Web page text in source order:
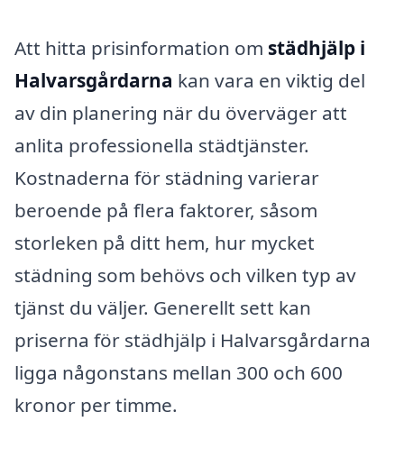
Att hitta prisinformation om städhjälp i
Halvarsgårdarna kan vara en viktig del
av din planering när du överväger att
anlita professionella städtjänster.
Kostnaderna för städning varierar
beroende på flera faktorer, såsom
storleken på ditt hem, hur mycket
städning som behövs och vilken typ av
tjänst du väljer. Generellt sett kan
priserna för städhjälp i Halvarsgårdarna
ligga någonstans mellan 300 och 600
kronor per timme.